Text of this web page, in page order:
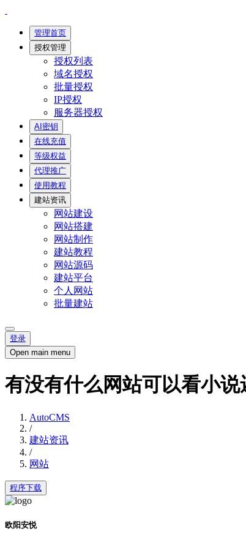
管理首页
授权管理
授权列表
域名授权
批量授权
IP授权
服务器授权
AI密钥
在线充值
等级权益
代理推广
使用教程
建站资讯
网站建设
网站搭建
网站制作
建站教程
网站源码
建站平台
个人网站
批量建站
登录
Open main menu
有没有什么网站可以看小
AutoCMS
/
建站资讯
/
网站
程序下载
欧阳安悦